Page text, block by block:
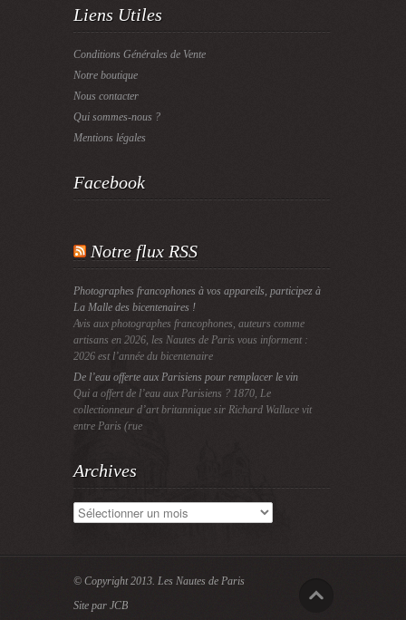
Liens Utiles
Conditions Générales de Vente
Notre boutique
Nous contacter
Qui sommes-nous ?
Mentions légales
Facebook
Notre flux RSS
Photographes francophones à vos appareils, participez à
La Malle des bicentenaires !
Avis aux photographes francophones, auteurs comme
artisans en 2026, les Nautes de Paris vous informent :
2026 est l’année du bicentenaire
De l’eau offerte aux Parisiens pour remplacer le vin
Qui a offert de l’eau aux Parisiens ? 1870, Le
collectionneur d’art britannique sir Richard Wallace vit
entre Paris (rue
Archives
Archives
© Copyright 2013. Les Nautes de Paris
Site par JCB